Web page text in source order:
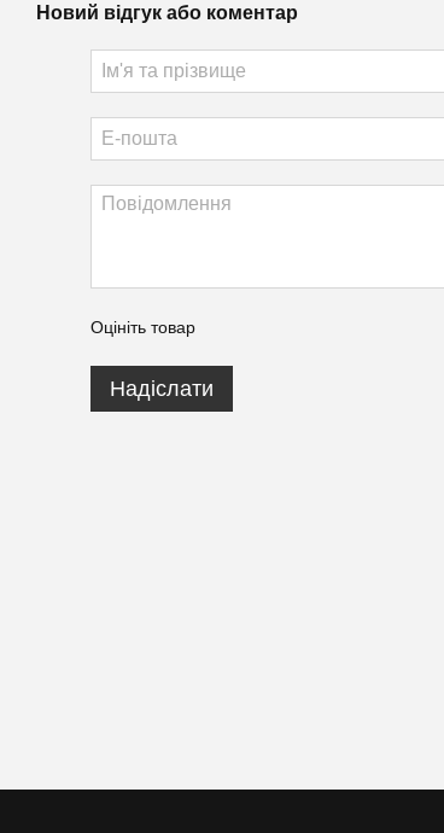
Новий відгук або коментар
Оцініть товар
Надіслати